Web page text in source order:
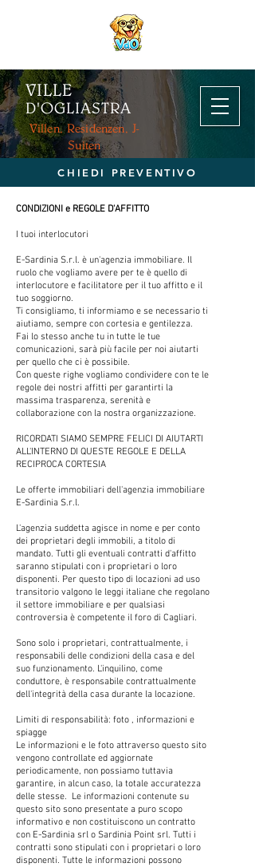
VILLE
D'OGLIASTRA
Villen, Residenzen, J-
Suiten
CHIEDI PREVENTIVO
CONDIZIONI e REGOLE D'AFFITTO
I tuoi interlocutori
E-Sardinia S.r.l. è un'agenzia immobiliare. Il
ruolo che vogliamo avere per te è quello di
interlocutore e facilitatore per il tuo affitto e il
tuo soggiorno.
Ti consigliamo, ti informiamo e se necessario ti
aiutiamo, sempre con cortesia e gentilezza.
Fai lo stesso anche tu in tutte le tue
comunicazioni, sarà più facile per noi aiutarti
per quello che ci è possibile.
Con queste righe vogliamo condividere con te le
regole dei nostri affitti per garantirti la
massima trasparenza, serenità e
collaborazione con la nostra organizzazione.
RICORDATI SIAMO SEMPRE FELICI DI AIUTARTI
ALL'INTERNO DI QUESTE REGOLE E DELLA
RECIPROCA CORTESIA
Le offerte immobiliari dell'agenzia immobiliare
E-Sardinia S.r.l.
L'agenzia suddetta agisce in nome e per conto
dei proprietari degli immobili, a titolo di
mandato. Tutti gli eventuali contratti d'affitto
saranno stipulati con i proprietari o loro
disponenti. Per questo tipo di locazioni ad uso
transitorio valgono le leggi italiane che regolano
il settore immobiliare e per qualsiasi
controversia è competente il foro di Cagliari.
Sono solo i proprietari, contrattualmente, i
responsabili delle condizioni della casa e del
suo funzionamento. L'inquilino, come
conduttore, è responsabile contrattualmente
dell'integrità della casa durante la locazione.
Limiti di responsabilità: foto , informazioni e
spiagge
Le informazioni e le foto attraverso questo sito
vengono controllate ed aggiornate
periodicamente, non possiamo tuttavia
garantire, in alcun caso, la totale accuratezza
delle stesse. Le informazioni contenute su
questo sito sono presentate a puro scopo
informativo e non costituiscono un contratto
con E-Sardinia srl o Sardinia Point srl. Tutti i
contratti sono stipulati con i proprietari o loro
disponenti. Tutte le informazioni possono